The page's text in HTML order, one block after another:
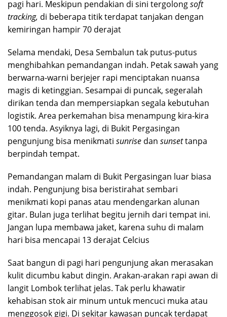
pagi hari. Meskipun pendakian di sini tergolongsoft
tracking, di beberapa titik terdapat tanjakan dengan
kemiringan hampir 70 derajat
Selama mendaki, Desa Sembalun tak putus-putus
menghibahkan pemandangan indah. Petak sawah yang
berwarna-warni berjejer rapi menciptakan nuansa
magis di ketinggian. Sesampai di puncak, segeralah
dirikan tenda dan mempersiapkan segala kebutuhan
logistik. Area perkemahan bisa menampung kira-kira
100 tenda. Asyiknya lagi, di Bukit Pergasingan
pengunjung bisa menikmati sunrise dan sunsettanpa
berpindah tempat.
Pemandangan malam di Bukit Pergasingan luar biasa
indah. Pengunjung bisa beristirahat sembari
menikmati kopi panas atau mendengarkan alunan
gitar. Bulan juga terlihat begitu jernih dari tempat ini.
Jangan lupa membawa jaket, karena suhu di malam
hari bisa mencapai 13 derajat Celcius
Saat bangun di pagi hari pengunjung akan merasakan
kulit dicumbu kabut dingin. Arakan-arakan rapi awan di
langit Lombok terlihat jelas. Tak perlu khawatir
kehabisan stok air minum untuk mencuci muka atau
menggosok gigi. Di sekitar kawasan puncak terdapat